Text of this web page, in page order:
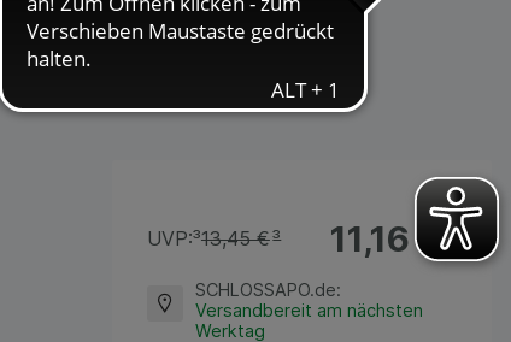
11,16 €¹
UVP:³13,45 €³
SCHLOSSAPO.de:
Versandbereit am nächsten
Werktag